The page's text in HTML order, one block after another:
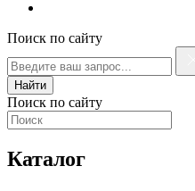
Поиск по сайту
Найти
Поиск по сайту
Каталог